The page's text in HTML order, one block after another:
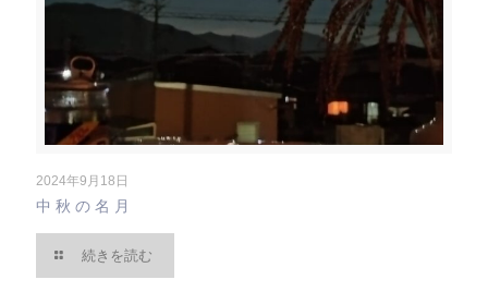
2024年9月18日
中秋の名月
続きを読む